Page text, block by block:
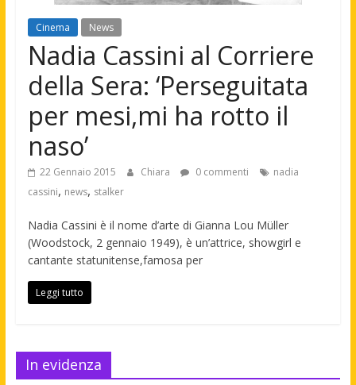
Cinema News
Nadia Cassini al Corriere
della Sera: ‘Perseguitata
per mesi,mi ha rotto il
naso’
22 Gennaio 2015 Chiara 0 commenti
nadia
cassini, news, stalker
Nadia Cassini è il nome d’arte di Gianna Lou Müller
(Woodstock, 2 gennaio 1949), è un’attrice, showgirl e
cantante statunitense,famosa per
Leggi tutto
In evidenza